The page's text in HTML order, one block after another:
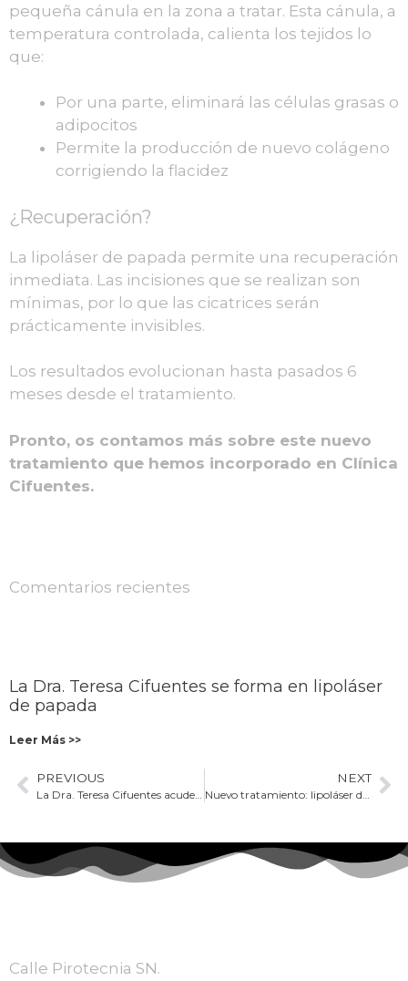
pequeña cánula en la zona a tratar. Esta cánula, a
temperatura controlada, calienta los tejidos lo
que:
Por una parte, eliminará las células grasas o
adipocitos
Permite la producción de nuevo colágeno
corrigiendo la flacidez
¿Recuperación?
La lipoláser de papada permite una recuperación
inmediata. Las incisiones que se realizan son
mínimas, por lo que las cicatrices serán
prácticamente invisibles.
Los resultados evolucionan hasta pasados 6
meses desde el tratamiento.
Pronto, os contamos más sobre este nuevo
tratamiento que hemos incorporado en Clínica
Cifuentes.
Comentarios recientes
La Dra. Teresa Cifuentes se forma en lipoláser
de papada
Leer Más >>
PREVIOUS NEXT
Calle Pirotecnia SN.